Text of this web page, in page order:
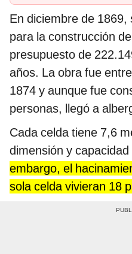
En diciembre de
para la construcción
presupuesto de
años. La obra fue
1874 y aunque fue
personas, llegó a
Cada celda tiene 7,6
dimensión y
embargo, el
sola celda vivieran 18